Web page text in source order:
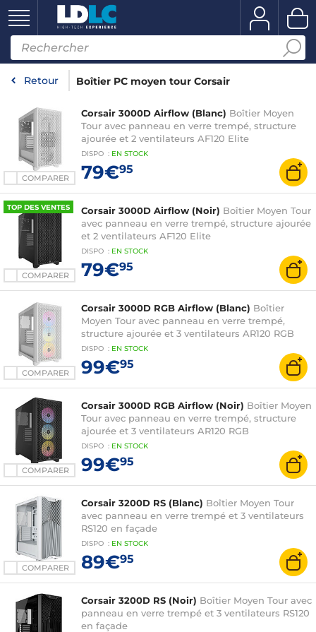
Retour Boîtier PC moyen tour Corsair
COMPARER
Corsair 3000D Airflow (Blanc) Boîtier Moyen
Tour avec panneau en verre trempé, structure
ajourée et 2 ventilateurs AF120 Elite
DISPO : EN STOCK
79€95
TOP DES VENTES
COMPARER
Corsair 3000D Airflow (Noir) Boîtier Moyen Tour
avec panneau en verre trempé, structure ajourée
et 2 ventilateurs AF120 Elite
DISPO : EN STOCK
79€95
COMPARER
Corsair 3000D RGB Airflow (Blanc) Boîtier
Moyen Tour avec panneau en verre trempé,
structure ajourée et 3 ventilateurs AR120 RGB
DISPO : EN STOCK
99€95
COMPARER
Corsair 3000D RGB Airflow (Noir) Boîtier Moyen
Tour avec panneau en verre trempé, structure
ajourée et 3 ventilateurs AR120 RGB
DISPO : EN STOCK
99€95
COMPARER
Corsair 3200D RS (Blanc) Boîtier Moyen Tour
avec panneau en verre trempé et 3 ventilateurs
RS120 en façade
DISPO : EN STOCK
89€95
Corsair 3200D RS (Noir) Boîtier Moyen Tour avec
panneau en verre trempé et 3 ventilateurs RS120
en façade